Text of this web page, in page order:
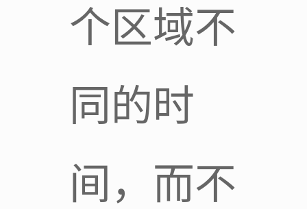
个区域不
同的时
间，而不